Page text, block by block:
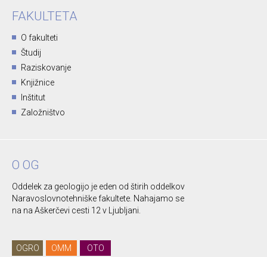
FAKULTETA
O fakulteti
Študij
Raziskovanje
Knjižnice
Inštitut
Založništvo
O OG
Oddelek za geologijo je eden od štirih oddelkov
Naravoslovnotehniške fakultete. Nahajamo se
na na Aškerčevi cesti 12 v Ljubljani.
OGRO OMM
OTO